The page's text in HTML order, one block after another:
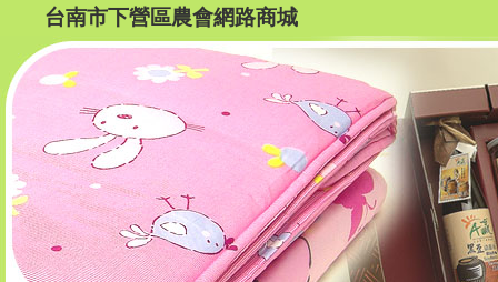
台南市下營區農會網路商城